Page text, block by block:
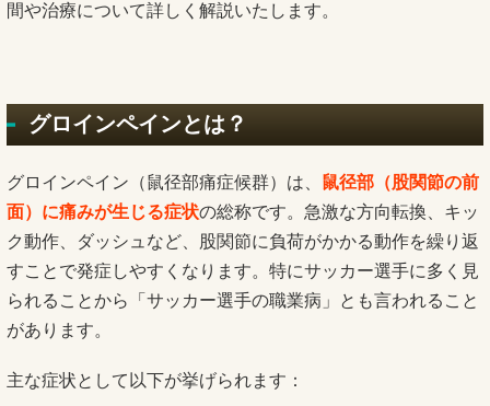
間や治療について詳しく解説いたします。
グロインペインとは？
グロインペイン（鼠径部痛症候群）は、 鼠径部（股関節の前
面）に痛みが生じる症状の総称です。急激な方向転換、キッ
ク動作、ダッシュなど、股関節に負荷がかかる動作を繰り返
すことで発症しやすくなります。特にサッカー選手に多く見
られることから「サッカー選手の職業病」とも言われること
があります。
主な症状として以下が挙げられます：